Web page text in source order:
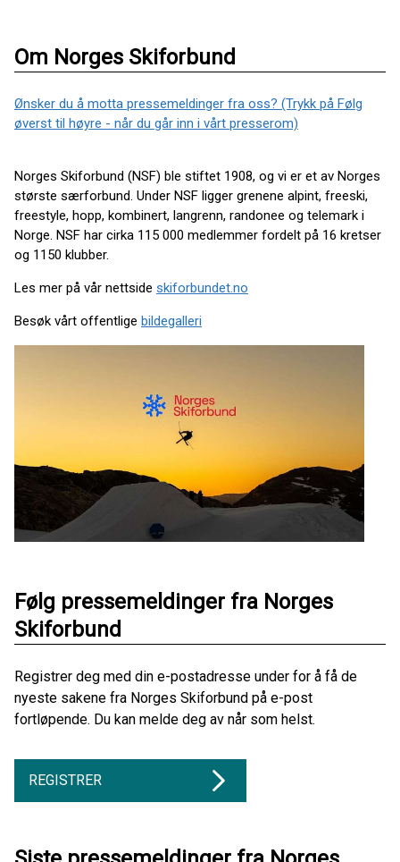
Om Norges Skiforbund
Ønsker du å motta pressemeldinger fra oss? (Trykk på Følg
øverst til høyre - når du går inn i vårt presserom)
Norges Skiforbund (NSF) ble stiftet 1908, og vi er et av Norges
største særforbund. Under NSF ligger grenene alpint, freeski,
freestyle, hopp, kombinert, langrenn, randonee og telemark i
Norge. NSF har cirka 115 000 medlemmer fordelt på 16 kretser
og 1150 klubber.
Les mer på vår nettside skiforbundet.no
Besøk vårt offentlige bildegalleri
Følg pressemeldinger fra Norges
Skiforbund
Registrer deg med din e-postadresse under for å få de
nyeste sakene fra Norges Skiforbund på e-post
fortløpende. Du kan melde deg av når som helst.
REGISTRER